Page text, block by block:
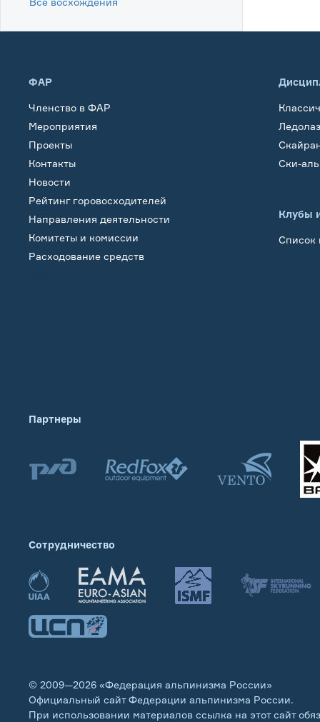
ФАР
Членство в ФАР
Мероприятия
Проекты
Контакты
Новости
Рейтинг горовосходителей
Направления деятельности
Комитеты и комиссии
Расходование средств
Ски-
Клубы
Список
Партнеры
Сотрудничество
© 2009—2026 «Федерация альпинизма России»
Официальный сайт Федерации альпинизма России.
При использовании материалов ссылка на этот сайт